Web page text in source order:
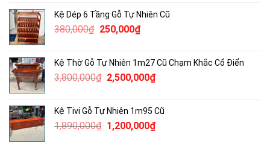
4,600,000₫.là:
Kệ Dép 6 Tầng Gỗ Tự Nhiên Cũ
380,000₫ Giá
380,000₫.
250,000₫Giá
là:
250,000₫.
Kệ Thờ Gỗ Tự Nhiên 1m27 Cũ Chạm Khắc Cổ Điển
3,800,000₫ Giá
3,800,000₫.
2,500,000₫Giá
là:
2,500,000₫.
Kệ Tivi Gỗ Tự Nhiên 1m95 Cũ
1,890,000₫ Giá
1,200,000₫Giá